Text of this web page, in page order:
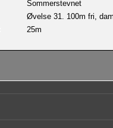
Sommerstevnet
Øvelse 31. 100m fri,
25m